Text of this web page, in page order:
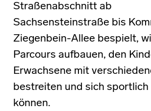
Straßenabschnitt ab
Sachsensteinstraße bis
Ziegenbein-Allee bespielt,
Parcours aufbauen, den
Erwachsene mit
bestreiten und sich
können.